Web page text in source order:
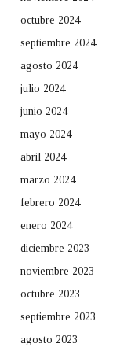
octubre 2024
septiembre 2024
agosto 2024
julio 2024
junio 2024
mayo 2024
abril 2024
marzo 2024
febrero 2024
enero 2024
diciembre 2023
noviembre 2023
octubre 2023
septiembre 2023
agosto 2023